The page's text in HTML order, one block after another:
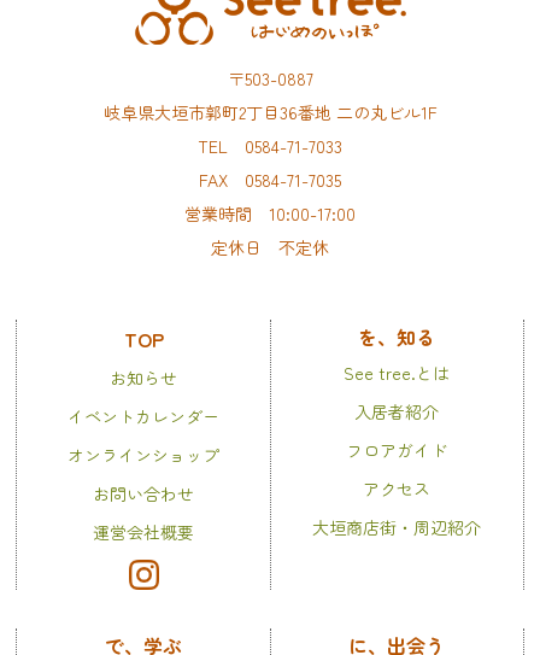
〒503-0887
岐阜県大垣市郭町2丁目36番地 二の丸ビル1F
TEL 0584-71-7033
FAX 0584-71-7035
営業時間 10:00-17:00
定休日 不定休
TOP
お知らせ
イベントカレンダー
オンラインショップ
お問い合わせ
運営会社概要
を、知る
See tree.とは
入居者紹介
フロアガイド
アクセス
大垣商店街・周辺紹介
で、学ぶ に、出会う